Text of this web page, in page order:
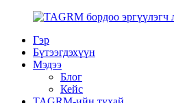
Гэр
Бүтээгдэхүүн
Мэдээ
Блог
Кейс